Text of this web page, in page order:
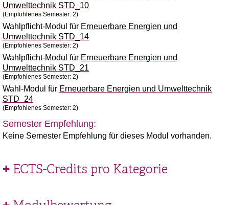
Umwelttechnik STD_10
(Empfohlenes Semester: 2)
Wahlpflicht-Modul für Erneuerbare Energien und
Umwelttechnik STD_14
(Empfohlenes Semester: 2)
Wahlpflicht-Modul für Erneuerbare Energien und
Umwelttechnik STD_21
(Empfohlenes Semester: 2)
Wahl-Modul für Erneuerbare Energien und Umwelttechnik
STD_24
(Empfohlenes Semester: 2)
Semester Empfehlung:
Keine Semester Empfehlung für dieses Modul vorhanden.
ECTS-Credits pro Kategorie